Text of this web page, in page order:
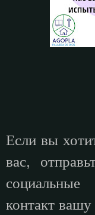
Если вы
вас,
контакт